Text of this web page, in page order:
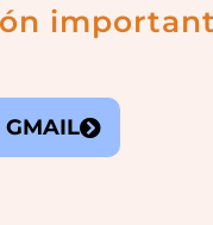
GMAIL